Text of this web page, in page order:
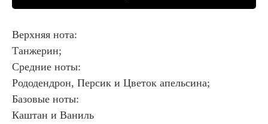
Верхняя нота:
Танжерин;
Средние ноты:
Рододендрон, Персик и Цветок апельсина;
Базовые ноты:
Каштан и Ваниль